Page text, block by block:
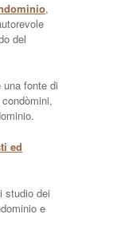
,
del
fonte di
ed
studio dei
e